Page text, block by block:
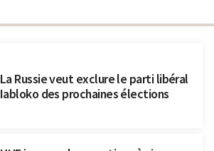
La Russie veut exclure le parti libéral
Iabloko des prochaines élections